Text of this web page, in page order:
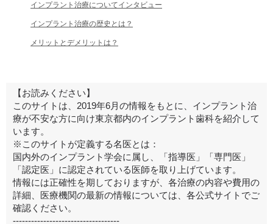
インプラント治療についてインタビュー
インプラント治療の歴史とは？
メリットとデメリットは？
【お読みください】
このサイトは、2019年6月の情報をもとに、インプラント治
療が不安な方に向け東京都内のインプラント歯科を紹介して
います。
※このサイトが定義する名医とは：
国内外のインプラント学会に属し、「指導医」「専門医」
「認定医」に認定されている医師を取り上げています。
情報には正確性を期しておりますが、各治療の内容や費用の
詳細、医療機関の最新の情報については、各公式サイトでご
確認ください。
-----------------------------------